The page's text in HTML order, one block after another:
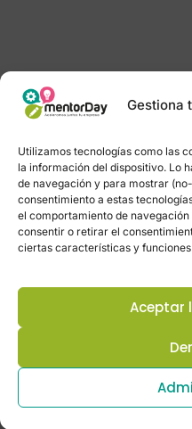
Gestiona
Utilizamos tecnologías como las
la información del dispositivo. Lo
de navegación y para mostrar
consentimiento a estas
el comportamiento de
consentir o retirar el
ciertas características y
Aceptar